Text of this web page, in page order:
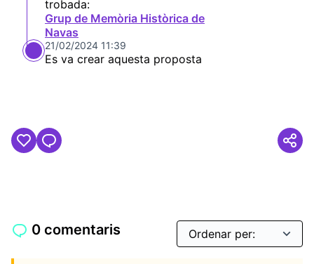
trobada:
Grup de Memòria Històrica de
Navas
21/02/2024 11:39
Es va crear aquesta proposta
0 comentaris